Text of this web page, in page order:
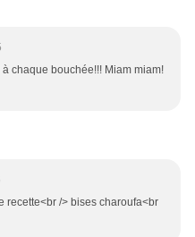
chaque bouchée!!! Miam miam!
recette<br /> bises charoufa<br